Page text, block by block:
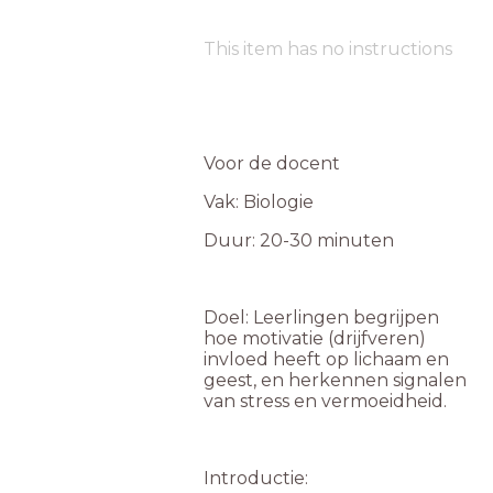
This item has no instructions
Voor de docent
Vak: Biologie
Duur: 20-30 minuten
Doel: Leerlingen begrijpen
hoe motivatie (drijfveren)
invloed heeft op lichaam en
geest, en herkennen signalen
van stress en vermoeidheid.
Introductie: